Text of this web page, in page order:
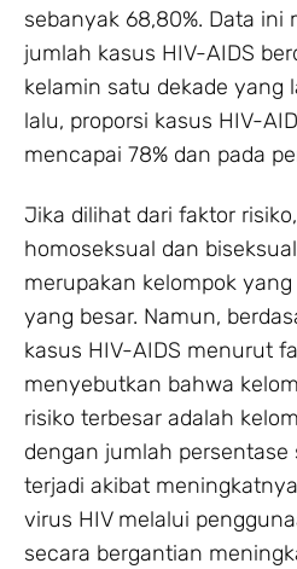
sebanyak 68,80%. Data ini
jumlah kasus HIV-AIDS
kelamin satu dekade yang
lalu, proporsi kasus HIV-
mencapai 78% dan pada
Jika dilihat dari faktor
homoseksual dan
merupakan kelompok
yang besar. Namun,
kasus HIV-AIDS menurut
menyebutkan bahwa
risiko terbesar adalah
dengan jumlah persentase
terjadi akibat
virus HIV melalui
secara bergantian